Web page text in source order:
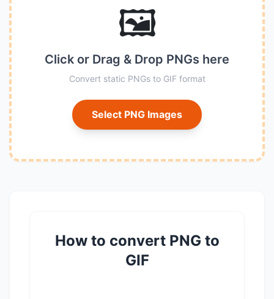
🖼️
Click or Drag & Drop PNGs here
Convert static PNGs to GIF format
Select PNG Images
How to convert PNG to
GIF